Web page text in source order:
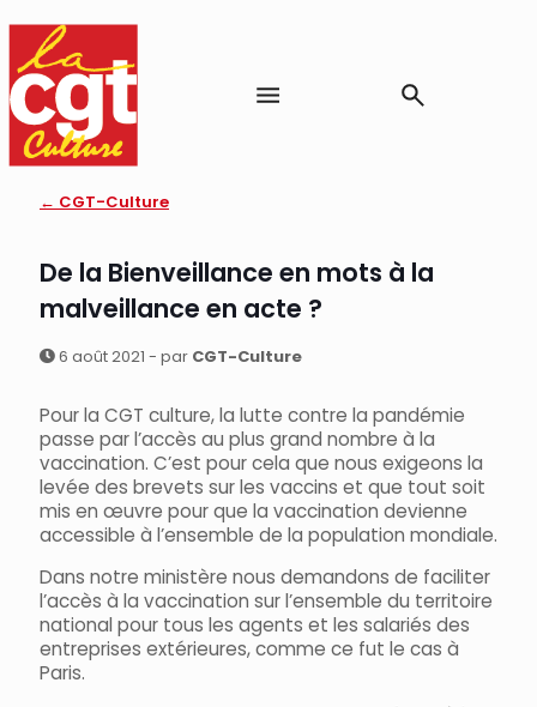
← CGT-Culture
De la Bienveillance en mots à la
malveillance en acte ?
6 août 2021 - par CGT-Culture
Pour la CGT culture, la lutte contre la pandémie
passe par l’accès au plus grand nombre à la
vaccination. C’est pour cela que nous exigeons la
levée des brevets sur les vaccins et que tout soit
mis en œuvre pour que la vaccination devienne
accessible à l’ensemble de la population mondiale.
Dans notre ministère nous demandons de faciliter
l’accès à la vaccination sur l’ensemble du territoire
national pour tous les agents et les salariés des
entreprises extérieures, comme ce fut le cas à
Paris.